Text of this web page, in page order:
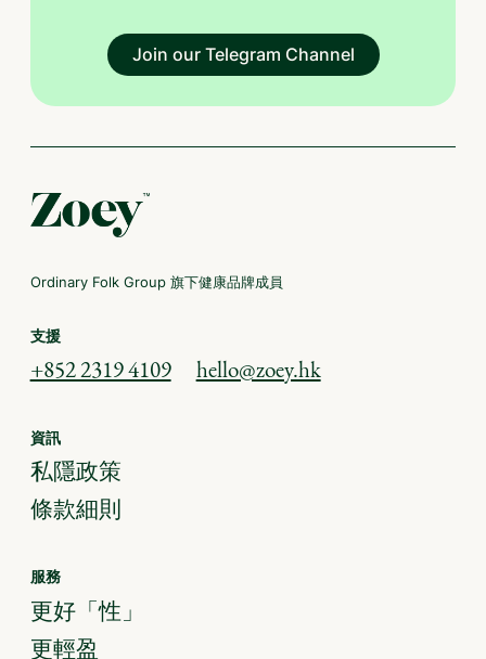
Join our Telegram Channel
Ordinary Folk Group 旗下健康品牌成員
支援
+852 2319 4109 hello@zoey.hk
資訊
私隱政策
條款細則
服務
更好「性」
更輕盈